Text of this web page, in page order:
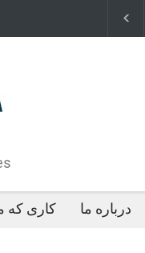
درباره ما کاری که